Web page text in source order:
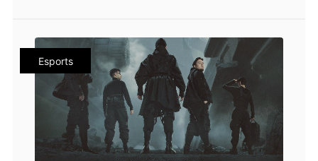
ข่าวหลุด_Counter_Strikes_2
Cloud9 #cloud9 #cloud9_cs2 #HEROIC #Heroic
heroic # Heroic_cs2 #Eternal_fire #Eternal_Fire
Eternal-Fire #Eternal_fire_cs2 SAW #saw_cs2
SAW_cs2 # ECSTATIC #
ECSTATIC_cs2
Imperial_Esports # Imperial_Esports_cs2
paiN_Gaming #paiN_Gaming_cs2
GamerLegion
GamerLegion_cs2 #Lynn_Vision
Lynn_Vision_cs2
legacy_cs2 #Legacy_cs2 ENCE # Ence #ence
CS2_Pick'EM #CS2_Pick'EM_Challenge
PGL_CS2_Major_Copenhagen_2024
CS2_Major_2024 #CS2_Major_Copenhagen_2024
CS2_Major # CS2_Hack #CS2_Hack_ระบาด
Counter_Strike_2_Hack
Counter_Strike_2_Wall_Hack
CS2_Hack_Disconnect CS2_AIM
CS2_Wall
CS2_Wall_Hack #Hack #Steam เกมsteam #steam
PCgame #FPS #fps #เกมfps # Natus_Vincere
NatusVincere navi # NAVI # ทีมnavi #MOUZ
Esports